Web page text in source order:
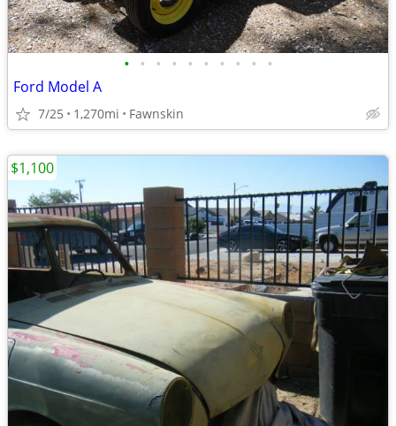
• • • • • • • • • •
Ford Model A
7/25 1,270mi Fawnskin
$1,100